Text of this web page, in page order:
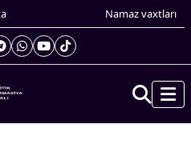
Namaz vaxtları